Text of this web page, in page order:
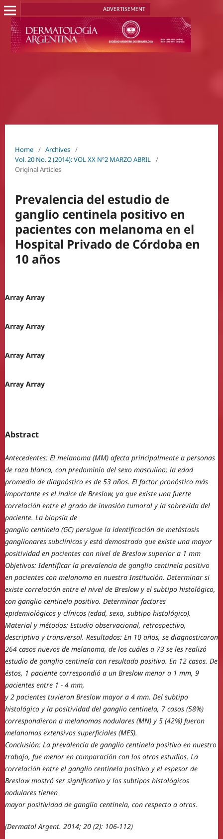
ADVERTISEMENT
Home / Archives /
Vol. 20 No. 2 (2014): VOL XX Nº2 MARZO ABRIL /
Original Articles
Prevalencia del estudio de
ganglio centinela positivo en
pacientes con melanoma en el
Hospital Privado de Córdoba en
10 años
Array Array
Array Array
Array Array
Array Array
Abstract
Antecedentes: El melanoma (MM) afecta principalmente a personas
de raza blanca, con predominio del sexo masculino; la edad
promedio de diagnóstico es de 53 años. El factor pronóstico más
importante es el índice de Breslow, ya que existe una fuerte
correlación entre el grado de invasión tumoral y la sobrevida del
paciente. La biopsia de
ganglio centinela (GC) persigue la identificación de metástasis
ganglionares subclínicas y está demostrado que existe una mayor
positividad en pacientes con nivel de Breslow superior a 1 mm
Objetivos: Identificar la prevalencia de ganglio centinela positivo
en pacientes con melanoma en nuestra Institución. Determinar si
existe correlación entre el nivel de Breslow y el subtipo histológico,
con ganglio centinela positivo. Determinar factores
epidemiológicos y clínicos (edad, sexo, subtipo histológico).
Material y métodos: Estudio observacional, retrospectivo,
descriptivo y transversal. Resultados: En 10 años, se diagnosticaron
264 casos nuevos de melanoma, de los cuáles a 73 se les realizó
estudio de ganglio centinela con resultado positivo. En 12 casos. De
éstos, 1 paciente correspondió a un Breslow menor a 1 mm, 9
pacientes entre 1 - 4 mm,
y 2 pacientes tuvieron Breslow mayor a 4 mm. Del subtipo
histológico y la positividad del ganglio centinela, 7 casos (58%)
correspondieron a melanomas nodulares (MN) y 5 (42%) fueron
melanomas extensivos superficiales (MES).
Conclusión: La prevalencia de ganglio centinela positivo en nuestro
trabajo, fue menor en comparación con los otros estudios. La
correlación entre el ganglio centinela positivo y el espesor de
Breslow mostró ser significativo y los subtipos histológicos
nodulares tienen
mayor positividad de ganglio centinela, con respecto a otros.
(Dermatol Argent. 2014; 20 (2): 106-112)